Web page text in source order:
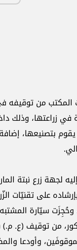
المكتب من توقيفه
في زراعتها،
بتصنيعها،
لجهة زرع نبتة
وحُجِزَت سيّارة
من توقيف (ع.
وأودعا